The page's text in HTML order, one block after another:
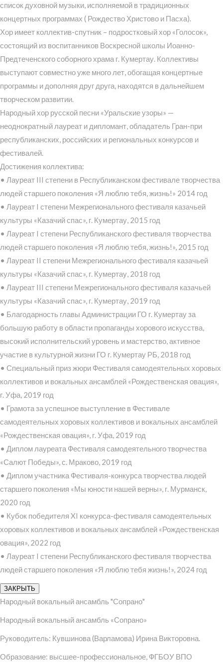
список духовной музыки, исполняемой в традиционных
концертных программах ( Рождество Христово и Пасха).
Хор имеет коллектив-спутник – подростковый хор «Голосок»,
состоящий из воспитанников Воскресной школы Иоанно-
Предтеченского соборного храма г. Кумертау. Коллективы
выступают совместно уже много лет, обогащая концертные
программы и дополняя друг друга, находятся в дальнейшем
творческом развитии.
Народный хор русской песни «Уральские узоры» —
неоднократный лауреат и дипломант, обладатель Гран-при
республиканских, российских и региональных конкурсов и
фестивалей.
Достижения коллектива:
• Лауреат III степени в Республиканском фестивале творчества
людей старшего поколения «Я люблю тебя, жизнь!» 2014 год
• Лауреат I степени Межрегионального фестиваля казачьей
культуры «Казачий спас», г. Кумертау, 2015 год
• Лауреат I степени Республиканского фестиваля творчества
людей старшего поколения «Я люблю тебя, жизнь!», 2015 год
• Лауреат II степени Межрегионального фестиваля казачьей
культуры «Казачий спас», г. Кумертау, 2018 год
• Лауреат III степени Межрегионального фестиваля казачьей
культуры «Казачий спас», г. Кумертау, 2019 год
• Благодарность главы Администрации ГО г. Кумертау за
большую работу в области пропаганды хорового искусства,
высокий исполнительский уровень и мастерство, активное
участие в культурной жизни ГО г. Кумертау РБ, 2018 год
• Специальный приз жюри Фестиваля самодеятельных хоровых
коллективов и вокальных ансамблей «Рождественская овация»,
г. Уфа, 2019 год
• Грамота за успешное выступление в Фестивале
самодеятельных хоровых коллективов и вокальных ансамблей
«Рождественская овация», г. Уфа, 2019 год
• Диплом лауреата Фестиваля самодеятельного творчества
«Салют Победы», с. Мраково, 2019 год
• Диплом участника Фестиваля-конкурса творчества людей
старшего поколения «Мы юности нашей верны», г. Мурманск,
2020 год
• Кубок победителя XI конкурса-фестиваля самодеятельных
хоровых коллективов и вокальных ансамблей «Рождественская
овация», 2022 год
• Лауреат I степени Республиканского фестиваля творчества
людей старшего поколения «Я люблю тебя жизнь!», 2024 год
ЗАКРЫТЬ
Народный вокальный ансамбль "Сопрано"
Народный вокальный ансамбль «Сопрано»
Руководитель: Кувшинова (Варламова) Ирина Викторовна.
Образование: высшее-профессиональное, ФГБОУ ВПО